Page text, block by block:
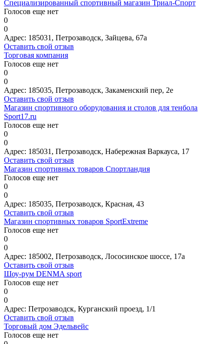
Специализированный спортивный магазин Триал-Спорт
Голосов еще нет
0
0
Адрес: 185031, Петрозаводск, Зайцева, 67а
Оставить свой отзыв
Торговая компания
Голосов еще нет
0
0
Адрес: 185035, Петрозаводск, Закаменский пер, 2е
Оставить свой отзыв
Магазин спортивного оборудования и столов для тенбола
Sport17.ru
Голосов еще нет
0
0
Адрес: 185031, Петрозаводск, Набережная Варкауса, 17
Оставить свой отзыв
Магазин спортивных товаров Спортландия
Голосов еще нет
0
0
Адрес: 185035, Петрозаводск, Красная, 43
Оставить свой отзыв
Магазин спортивных товаров SportExtreme
Голосов еще нет
0
0
Адрес: 185002, Петрозаводск, Лососинское шоссе, 17а
Оставить свой отзыв
Шоу-рум DENMA sport
Голосов еще нет
0
0
Адрес: Петрозаводск, Курганский проезд, 1/1
Оставить свой отзыв
Торговый дом Эдельвейс
Голосов еще нет